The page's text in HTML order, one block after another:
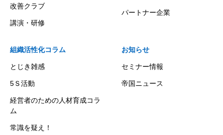
改善クラブ
講演・研修
パートナー企業
組織活性化コラム
とじき雑感
5Ｓ活動
経営者のための人材育成コラ
ム
常識を疑え！
お知らせ
セミナー情報
帝国ニュース